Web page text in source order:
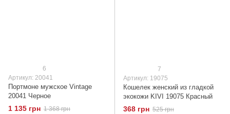
6
Артикул: 20041
Портмоне мужское Vintage
20041 Черное
1 135 грн 1 368 грн
7
Артикул: 19075
Кошелек женский из гладкой
экокожи KIVI 19075 Красный
368 грн 525 грн